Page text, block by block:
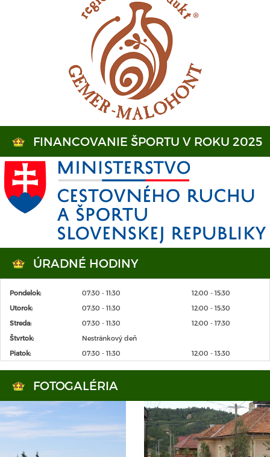
FINANCOVANIE ŠPORTU V ROKU 2025
ÚRADNÉ HODINY
Pondelok: 07:30 - 11:30
12:00 - 15:30
Utorok:
07:30 - 11:30
12:00 - 15:30
Streda:
07:30 - 11:30
12:00 - 17:30
Štvrtok:
Nestránkový deň
Piatok:
07:30 - 11:30 12:00 - 13:30
FOTOGALÉRIA